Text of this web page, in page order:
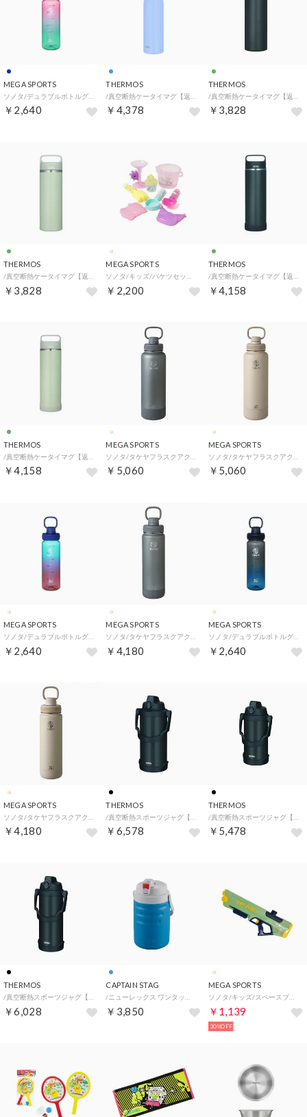
MEGA SPORTS
￥2,640
THERMOS
￥4,378
THERMOS
￥3,828
THERMOS
￥3,828
MEGA SPORTS
￥2,200
THERMOS
￥4,158
THERMOS
￥4,158
MEGA SPORTS
￥5,060
MEGA SPORTS
￥5,060
MEGA SPORTS
￥2,640
MEGA SPORTS
￥4,180
MEGA SPORTS
ソノタ/デュラブルボトルグラデーション700ML【返品不可商品】 （ディープシー）
￥2,640
MEGA SPORTS
￥4,180
THERMOS
￥6,578
THERMOS
￥5,478
THERMOS
/真空断熱スポーツジャグ【返品不可商品】 （.）
￥6,028
CAPTAIN STAG
/ニューレックス ワンタッチハンディーウォータージャグ2L(マリンブルー)【返品不可商品】 （マリンブルー）
￥3,850
MEGA SPORTS
ソノタ/キッズ/スペースブラスター・ツー【返品不可商品】 （.）
￥1,139
30%OFF